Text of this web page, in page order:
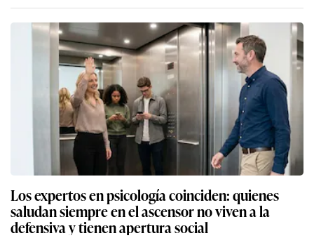
Los expertos en psicología coinciden: quienes
saludan siempre en el ascensor no viven a la
defensiva y tienen apertura social